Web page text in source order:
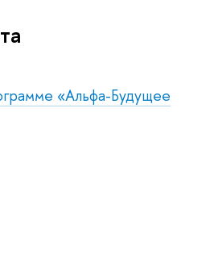
«Альфа-Будущее